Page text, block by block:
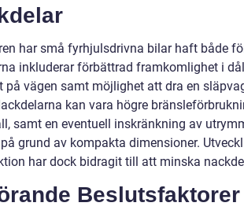
har små fyrhjulsdrivna bilar haft både
inkluderar förbättrad framkomlighet i
på vägen samt möjlighet att dra en
kan vara högre
samt en eventuell inskränkning av
grund av kompakta dimensioner.
har dock bidragit till att minska